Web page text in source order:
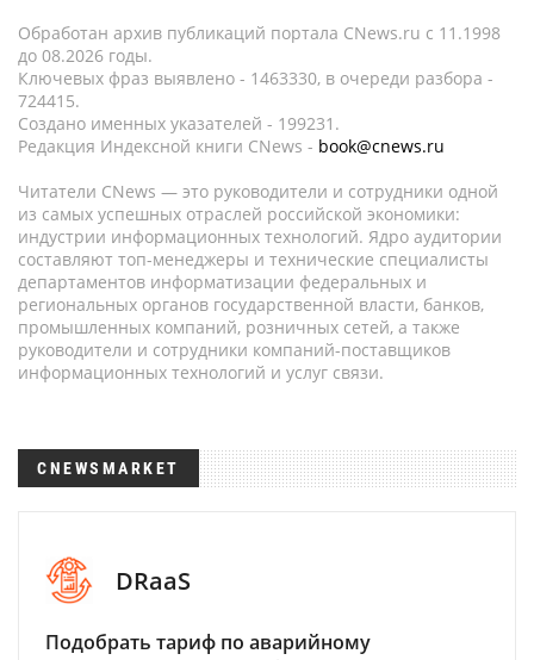
Обработан архив публикаций портала CNews.ru c 11.1998
до 08.2026 годы.
Ключевых фраз выявлено - 1463330, в очереди разбора -
724415.
Создано именных указателей - 199231.
Редакция Индексной книги CNews - book@cnews.ru
Читатели CNews — это руководители и сотрудники одной
из самых успешных отраслей российской экономики:
индустрии информационных технологий. Ядро аудитории
составляют топ-менеджеры и технические специалисты
департаментов информатизации федеральных и
региональных органов государственной власти, банков,
промышленных компаний, розничных сетей, а также
руководители и сотрудники компаний-поставщиков
информационных технологий и услуг связи.
CNEWSMARKET
DRaaS
Подобрать тариф по аварийному